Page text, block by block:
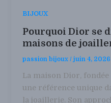
BIJOUX
Pourquoi Dior se
maisons de
passion bijoux/juin 4, 2026
La maison Dior, fondée
une référence unique
la joaillerie. Son